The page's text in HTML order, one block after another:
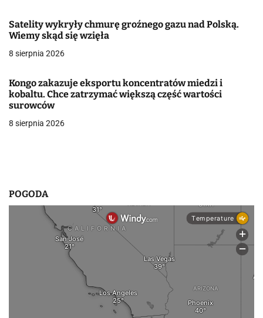
a
w
i
s
Satelity wykryły chmurę groźnego gazu nad Polską.
Wiemy skąd się wzięła
8 sierpnia 2026
Kongo zakazuje eksportu koncentratów miedzi i
kobaltu. Chce zatrzymać większą część wartości
surowców
8 sierpnia 2026
POGODA